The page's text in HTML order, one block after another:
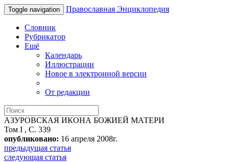
Toggle navigation Православная Энциклопедия
Словник
Рубрикатор
Ещё
Календарь
Иллюстрации
Новое в электронной версии
От редакции
АЗУРОВСКАЯ ИКОНА БОЖИЕЙ МАТЕРИ
Том I , С. 339
опубликовано: 16 апреля 2008г.
предыдущая статья
следующая статья